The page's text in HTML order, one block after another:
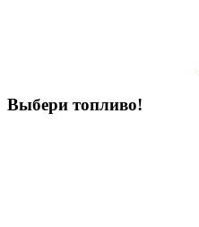
Выбери топливо!